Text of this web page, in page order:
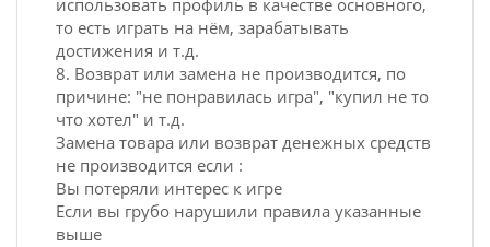
использовать профиль в качестве основного,
то есть играть на нём, зарабатывать
достижения и т.д.
8. Возврат или замена не производится, по
причине: "не понравилась игра", "купил не то
что хотел" и т.д.
Замена товара или возврат денежных средств
не производится если :
Вы потеряли интерес к игре
Если вы грубо нарушили правила указанные
выше